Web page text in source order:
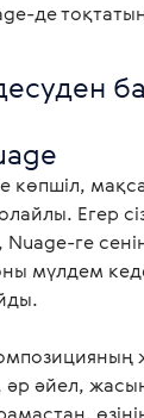
де
Егер
ге
мүлдем
әйел,